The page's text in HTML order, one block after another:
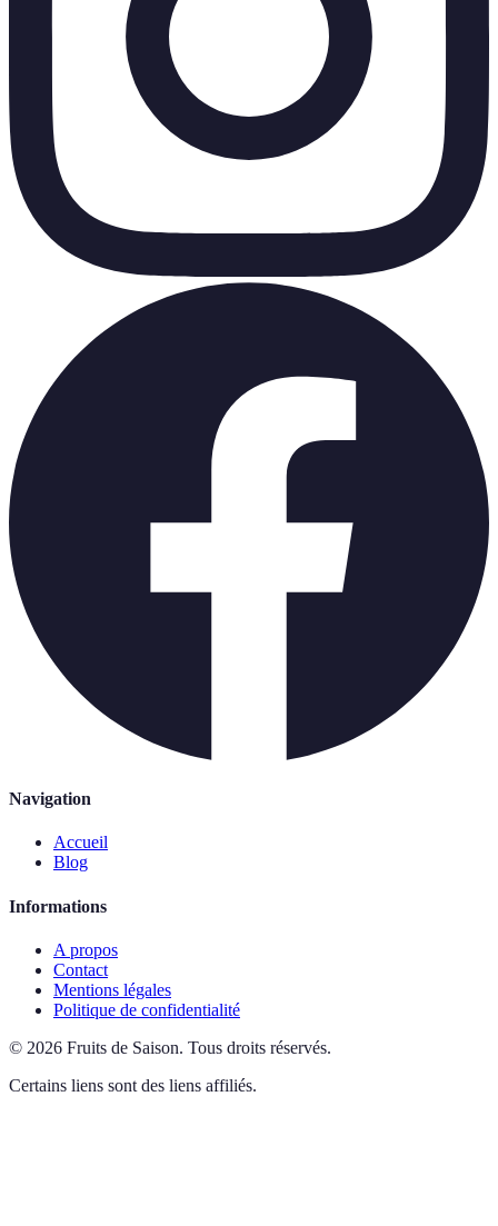
Navigation
Accueil
Blog
Informations
A propos
Contact
Mentions légales
Politique de confidentialité
© 2026 Fruits de Saison. Tous droits réservés.
Certains liens sont des liens affiliés.